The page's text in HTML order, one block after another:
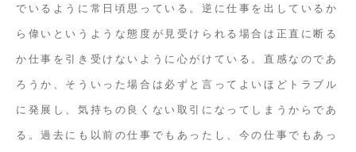
でいるように常日頃思っている。逆に仕事を出しているか
ら偉いというような態度が見受けられる場合は正直に断る
か仕事を引き受けないように心がけている。直感なのであ
ろうか、そういった場合は必ずと言ってよいほどトラブル
に発展し、気持ちの良くない取引になってしまうからであ
る。過去にも以前の仕事でもあったし、今の仕事でもあっ